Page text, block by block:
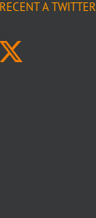
RECENT A TWITTER